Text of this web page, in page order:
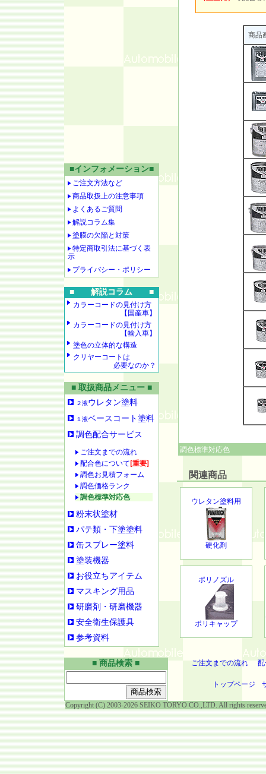
商品
調色標準対応色
関連商品
ウレタン塗料用
硬化剤
ポリノズル
ポリキャップ
ご注文までの流れ
トップページ
■インフォメーション■
ご注文方法など
商品取扱上の注意事項
よくあるご質問
解説コラム集
塗膜の欠陥と対策
特定商取引法に基づく表
示
プライバシー・ポリシー
■ 解説コラム ■
カラーコードの見付け方
【国産車】
カラーコードの見付け方
【輸入車】
塗色の立体的な構造
クリヤーコートは
必要なのか？
■ 取扱商品メニュー ■
２液ウレタン塗料
１液ベースコート塗料
調色配合サービス
ご注文までの流れ
配合色について [重要]
調色お見積フォーム
調色価格ランク
調色標準対応色
粉末状塗材
パテ類・下塗塗料
缶スプレー塗料
塗装機器
お役立ちアイテム
マスキング用品
研磨剤・研磨機器
安全衛生保護具
参考資料
■ 商品検索 ■
Copyright (C) 2003-2026 SEIKO TORYO CO.,LTD. All rights